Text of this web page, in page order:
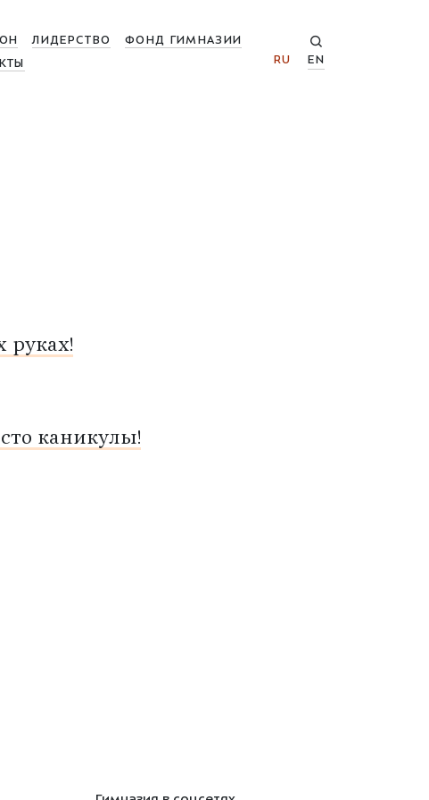
ЛИДЕРСТВО
ФОНД ГИМНАЗИИ
RU EN
руках!
каникулы!